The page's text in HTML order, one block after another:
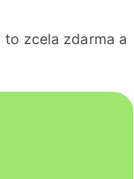
to zcela zdarma a